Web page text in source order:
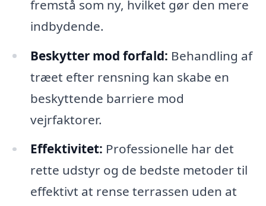
fremstå som ny, hvilket gør den mere
indbydende.
Beskytter mod forfald: Behandling af
træet efter rensning kan skabe en
beskyttende barriere mod
vejrfaktorer.
Effektivitet: Professionelle har det
rette udstyr og de bedste metoder til
effektivt at rense terrassen uden at